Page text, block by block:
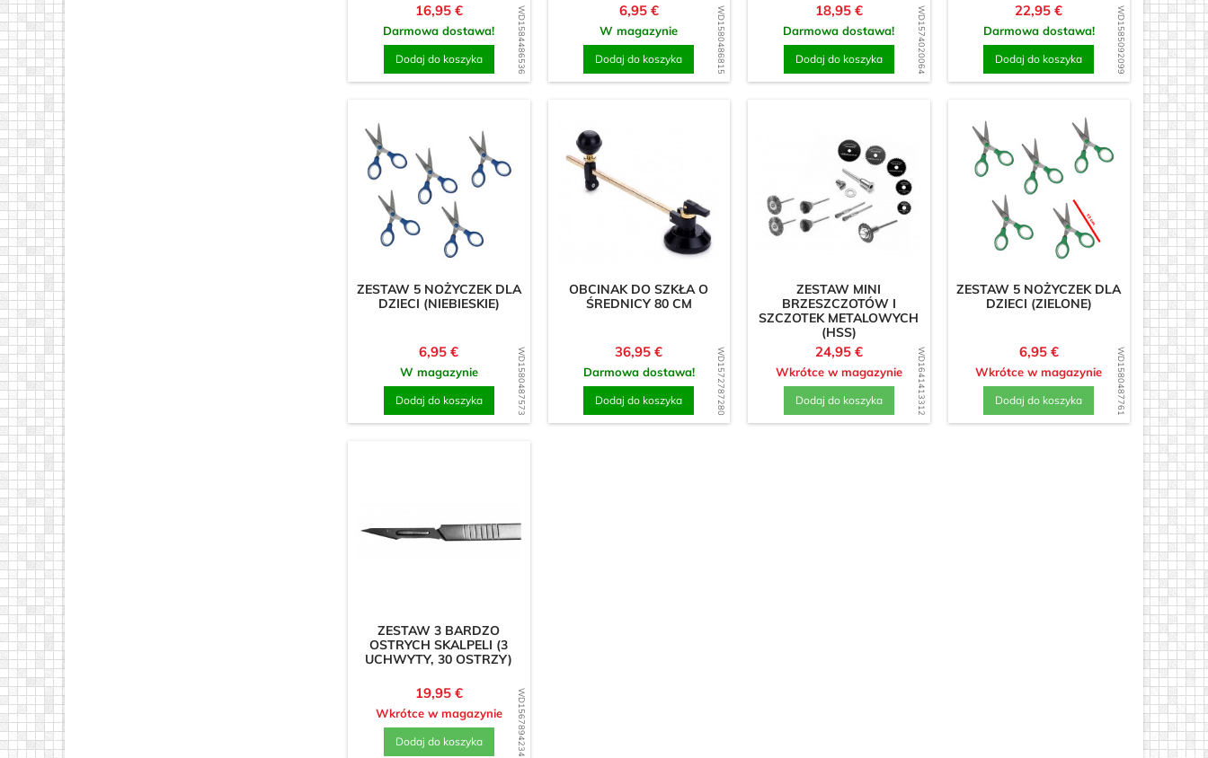
WD1584486536
Cena
16,95 €
Darmowa dostawa!
Dodaj do koszyka WD1580486815
Cena
6,95 €
W magazynie
Dodaj do koszyka WD1574020064
Cena
18,95 €
Darmowa dostawa!
Dodaj do koszyka WD1585092099
Cena
22,95 €
Darmowa dostawa!
Dodaj do koszyka
WD1580487573
ZESTAW 5 NOŻYCZEK DLA
DZIECI (NIEBIESKIE)
Cena
6,95 €
W magazynie
Dodaj do koszyka WD1572787280
OBCINAK DO SZKŁA O
ŚREDNICY 80 CM
Cena
36,95 €
Darmowa dostawa!
Dodaj do koszyka WD1641413312
ZESTAW MINI
BRZESZCZOTÓW I
SZCZOTEK METALOWYCH
(HSS)
Cena
24,95 €
Wkrótce w magazynie
Dodaj do koszyka WD1580487761
ZESTAW 5 NOŻYCZEK DLA
DZIECI (ZIELONE)
Cena
6,95 €
Wkrótce w magazynie
Dodaj do koszyka
WD1567894234
ZESTAW 3 BARDZO
OSTRYCH SKALPELI (3
UCHWYTY, 30 OSTRZY)
Cena
19,95 €
Wkrótce w magazynie
Dodaj do koszyka